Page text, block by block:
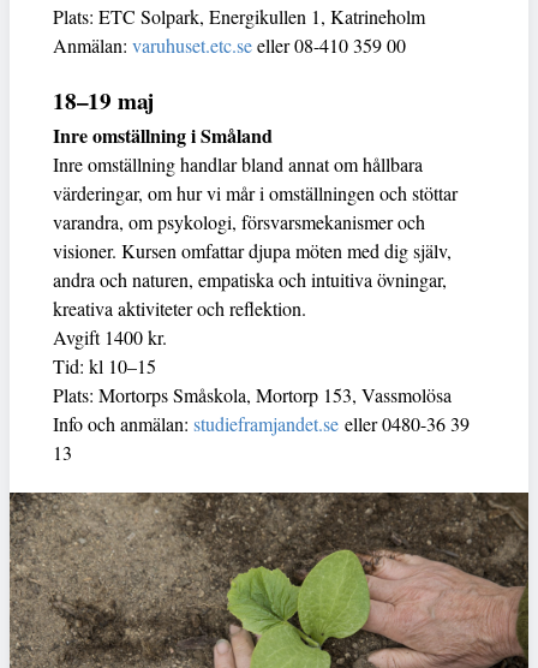
Plats: ETC Solpark, Energikullen 1, Katrineholm
Anmälan: varuhuset.etc.seeller 08-410 359 00
18–19 maj
Inre omställning i Småland
Inre omställning handlar bland annat om hållbara
värderingar, om hur vi mår i omställningen och stöttar
varandra, om psykologi, försvarsmekanismer och
visioner. Kursen omfattar djupa möten med dig själv,
andra och naturen, empatiska och intuitiva övningar,
kreativa aktiviteter och reflektion.
Avgift 1400 kr.
Tid: kl 10–15
Plats: Mortorps Småskola, Mortorp 153, Vassmolösa
Info och anmälan: studieframjandet.se eller 0480-36 39
13